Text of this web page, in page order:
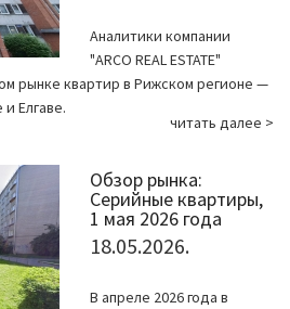
Аналитики компании
"ARCO REAL ESTATE"
рынке квартир в Рижском регионе —
Елгаве.
читать далее >
Обзор рынка:
Серийные квартиры,
1 мая 2026 года
18.05.2026.
В апреле 2026 года в